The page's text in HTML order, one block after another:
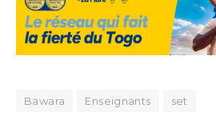
Bawara Enseignants set